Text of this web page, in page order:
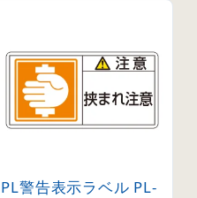
PL警告表示ラベル PL-